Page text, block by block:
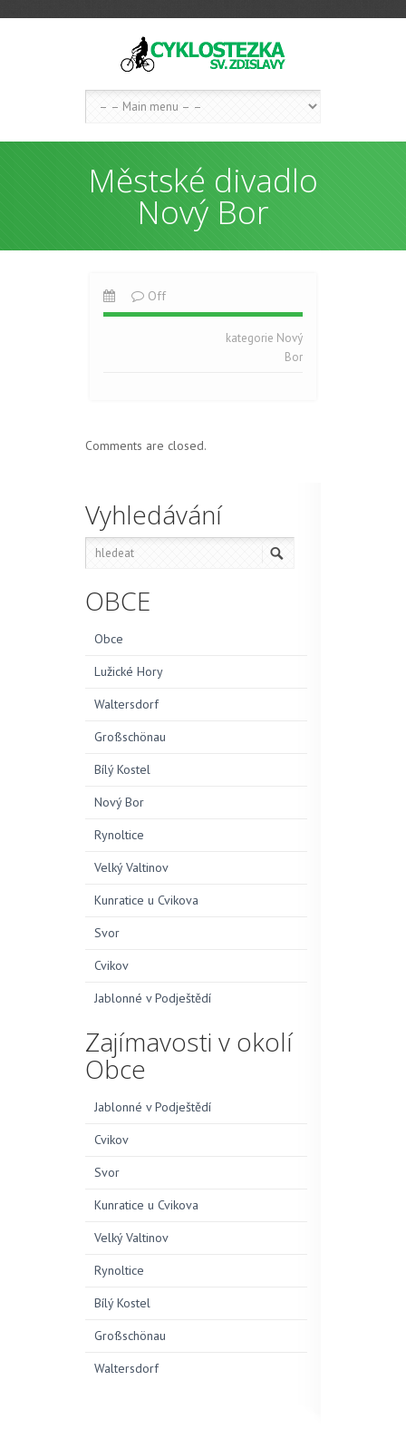
Městské divadlo
Nový Bor
Off
kategorie Nový
Bor
Comments are closed.
Vyhledávání
OBCE
Obce
Lužické Hory
Waltersdorf
Großschönau
Bílý Kostel
Nový Bor
Rynoltice
Velký Valtinov
Kunratice u Cvikova
Svor
Cvikov
Jablonné v Podještědí
Zajímavosti v okolí
Obce
Jablonné v Podještědí
Cvikov
Svor
Kunratice u Cvikova
Velký Valtinov
Rynoltice
Bílý Kostel
Großschönau
Waltersdorf